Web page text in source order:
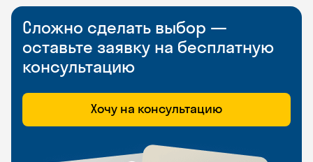
Сложно сделать выбор —
оставьте заявку на бесплатную
консультацию
Хочу на консультацию